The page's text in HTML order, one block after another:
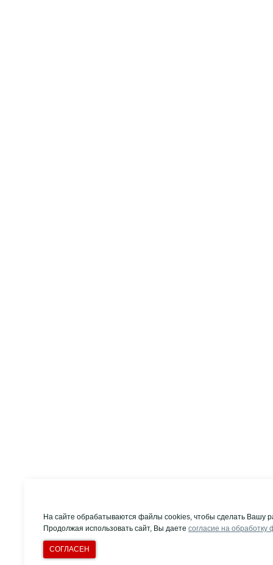
На сайте обрабатываются файлы cookies, чтобы сделать Вашу
Продолжая использовать сайт, Вы даете согласие на обработку
СОГЛАСЕН